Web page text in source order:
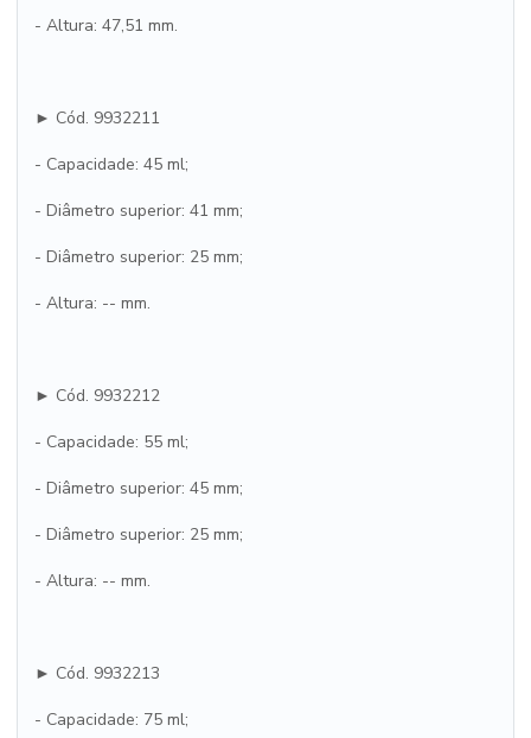
- Altura: 47,51 mm.
► Cód. 9932211
- Capacidade: 45 ml;
- Diâmetro superior: 41 mm;
- Diâmetro superior: 25 mm;
- Altura: -- mm.
► Cód. 9932212
- Capacidade: 55 ml;
- Diâmetro superior: 45 mm;
- Diâmetro superior: 25 mm;
- Altura: -- mm.
► Cód. 9932213
- Capacidade: 75 ml;